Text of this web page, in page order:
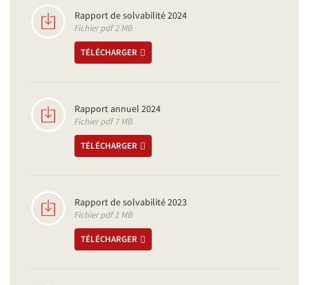
Rapport de solvabilité 2024
Fichier pdf 2 MB
TÉLÉCHARGER
Rapport annuel 2024
Fichier pdf 7 MB
TÉLÉCHARGER
Rapport de solvabilité 2023
Fichier pdf 1 MB
TÉLÉCHARGER